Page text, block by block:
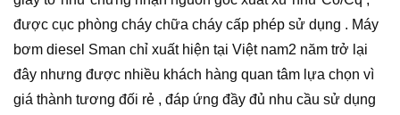
được cục phòng cháy chữa cháy cấp phép sử dụng . Máy
bơm diesel Sman chỉ xuất hiện tại Việt nam2 năm trở lại
đây nhưng được nhiều khách hàng quan tâm lựa chọn vì
giá thành tương đối rẻ , đáp ứng đầy đủ nhu cầu sử dụng